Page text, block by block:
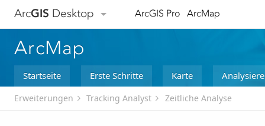
ArcGIS Desktop ArcGIS Pro ArcMap
ArcMap
Startseite Erste Schritte Karte
Erweiterungen Tracking Analyst Zeitliche Analyse